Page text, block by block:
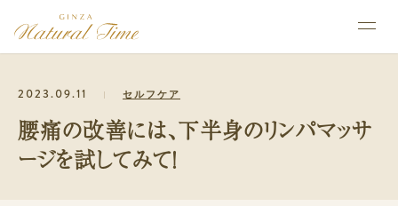
2023.09.11 セルフケア
腰痛の改善には、下半身のリンパマッサ
ージを試してみて！